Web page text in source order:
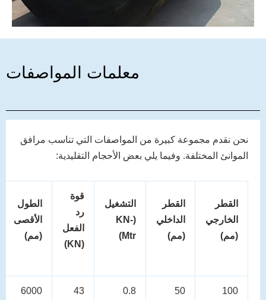
معلمات المواصفات
نحن نقدم مجموعة كبيرة من المواصفات التي تناسب مرافق
الموانئ المختلفة. وفيما يلي بعض الأحجام التقليدية:
القطر
الخارجي
(مم)
القطر
الداخلي
(مم)
التشغيل
(KN-
Mtr)
قوة
رد
الفعل
(KN)
الطول
الأقصى
(مم)
100
50
0.8
43
6000